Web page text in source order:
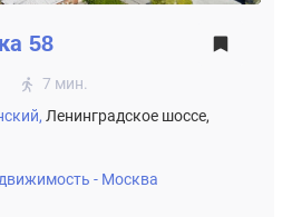
58
7 мин.
Ленинградское шоссе,
- Москва